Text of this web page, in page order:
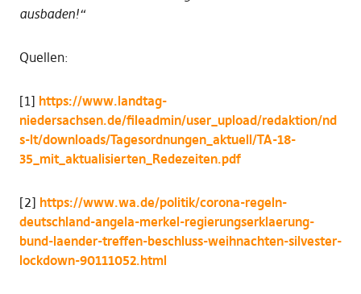
ausbaden!“
Quellen:
[1] https://www.landtag-
niedersachsen.de/fileadmin/user_upload/redaktion/nd
s-lt/downloads/Tagesordnungen_aktuell/TA-18-
35_mit_aktualisierten_Redezeiten.pdf
[2] https://www.wa.de/politik/corona-regeln-
deutschland-angela-merkel-regierungserklaerung-
bund-laender-treffen-beschluss-weihnachten-silvester-
lockdown-90111052.html